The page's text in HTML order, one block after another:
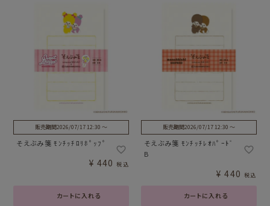
販売期間2026/07/17 12:30〜
そえぶみ箋 ﾓﾝﾁｯﾁﾛﾘﾎﾟｯﾌﾟ
カートに入れる
¥ 440 税込
販売期間2026/07/17 12:30 〜
そえぶみ箋 ﾓﾝﾁｯﾁﾚｵﾊﾟｰﾄﾞ
B
カートに入れる
¥ 440 税込